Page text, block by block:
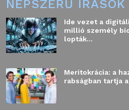
NÉPSZERŰ ÍRÁSOK
Ide vezet a
millió személy
lopták...
Meritokrácia: a
rabságban tartja